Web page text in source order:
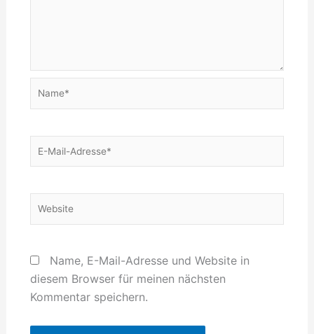
Name*
Website
Name, E-Mail-Adresse und Website in
diesem Browser für meinen nächsten
Kommentar speichern.